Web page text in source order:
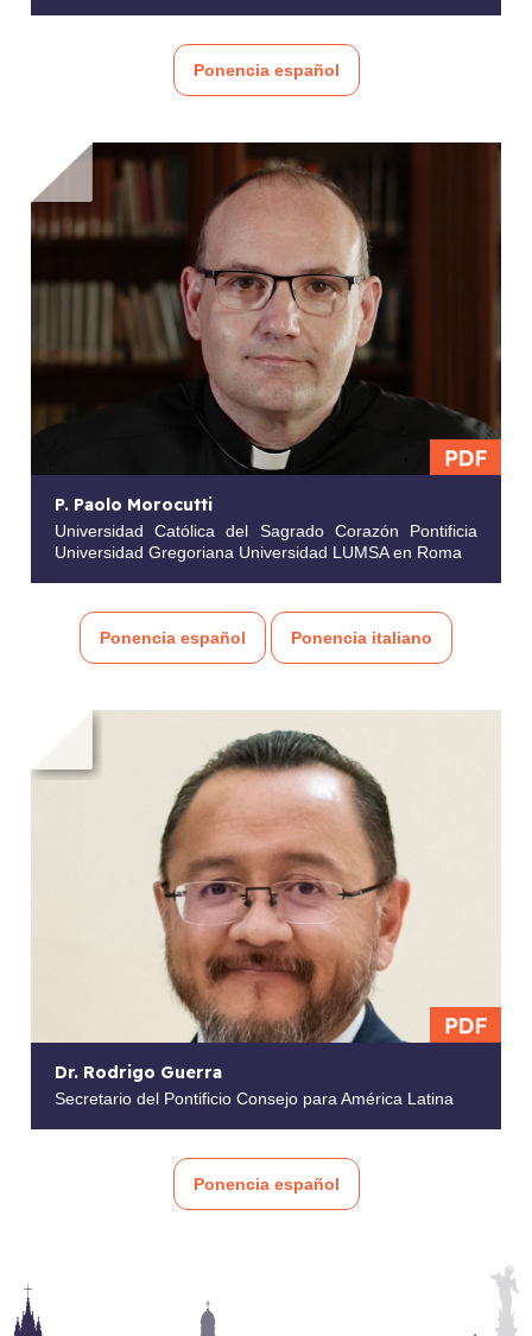
Ponencia español
P. Paolo Morocutti
Universidad Católica del Sagrado Corazón Pontificia
Universidad Gregoriana Universidad LUMSA en Roma
Ponencia español Ponencia italiano
Dr. Rodrigo Guerra
Secretario del Pontificio Consejo para América Latina
Ponencia español